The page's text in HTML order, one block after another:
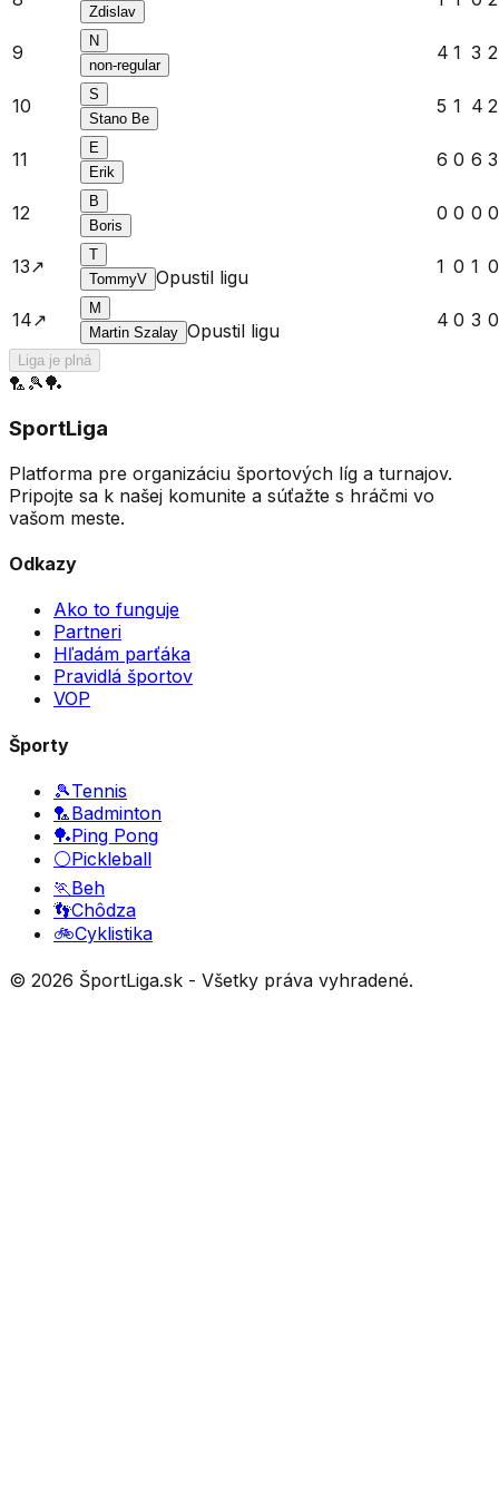
Zdislav
9
N
non-regular
4 1 3 2
10
S
Stano Be
5 1 4 2
11
E
Erik
6 0 6 3
12
B
Boris
0 0 0 0
13↗️
T
TommyV Opustil ligu 1 0 1 0
14↗️
M
Martin Szalay Opustil ligu 4 0 3 0
Liga je plná
🏸 🎾🏓
SportLiga
Platforma pre organizáciu športových líg a turnajov.
Pripojte sa k našej komunite a súťažte s hráčmi vo
vašom meste.
Odkazy
Ako to funguje
Partneri
Hľadám parťáka
Pravidlá športov
VOP
Športy
🎾Tennis
🏸Badminton
🏓Ping Pong
⚪Pickleball
🏃 Beh
👣Chôdza
🚲Cyklistika
© 2026 ŠportLiga.sk - Všetky práva vyhradené.